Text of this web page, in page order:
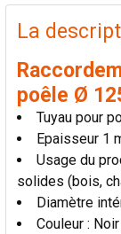
PRODUITS
FRÉQUEMMENT
ACHETÉS
SÉLECTIONNER
AJOUTER
LA
SÉLECTION
AU PANIER
La
poêle Ø
Tuyau pour
Epaisseur 1
Usage du
solides (bois,
Diamètre
Couleur :